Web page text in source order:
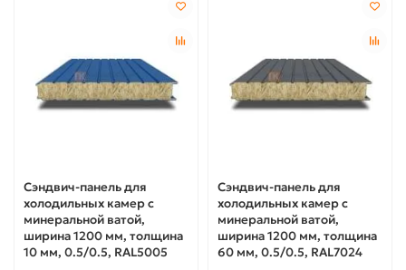
Сэндвич-панель для
холодильных камер с
минеральной ватой,
ширина 1200 мм, толщина
10 мм, 0.5/0.5, RAL5005
Сэндвич-панель для
холодильных камер с
минеральной ватой,
ширина 1200 мм, толщина
60 мм, 0.5/0.5, RAL7024